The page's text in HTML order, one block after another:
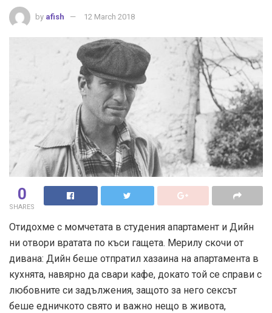
by afish 12 March 2018
0
SHARES
Отидохме с момчетата в студения апартамент и Дийн
ни отвори вратата по къси гащета. Мерилу скочи от
дивана: Дийн беше отпратил хазаина на апартамента в
кухнята, навярно да свари кафе, докато той се справи с
любовните си задължения, защото за него сексът
беше едничкото свято и важно нещо в живота,